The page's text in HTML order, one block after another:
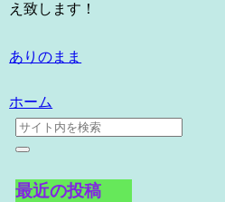
え致します！
ありのまま
ホーム
最近の投稿